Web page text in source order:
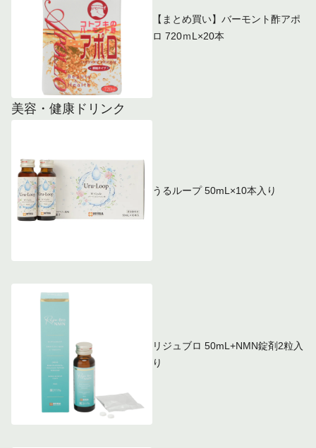
【まとめ買い】バーモント酢アポ
ロ 720ｍL×20本
美容・健康ドリンク
うるループ 50mL×10本入り
リジュブロ 50mL+NMN錠剤2粒入
り